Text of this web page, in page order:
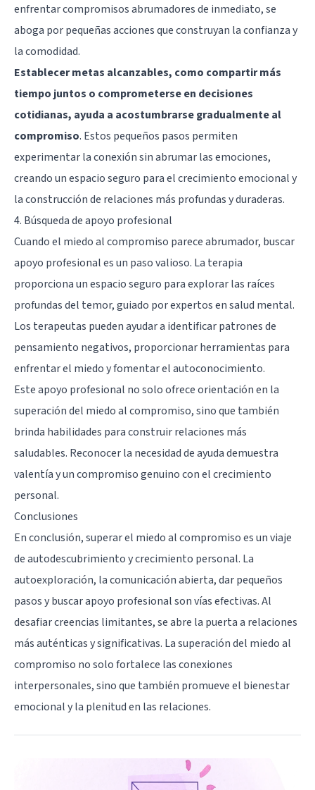
enfrentar compromisos abrumadores de inmediato, se
aboga por pequeñas acciones que construyan la confianza y
la comodidad.
Establecer metas alcanzables, como compartir más
tiempo juntos o comprometerse en decisiones
cotidianas, ayuda a acostumbrarse gradualmente al
compromiso. Estos pequeños pasos permiten
experimentar la conexión sin abrumar las emociones,
creando un espacio seguro para el crecimiento emocional y
la construcción de relaciones más profundas y duraderas.
4. Búsqueda de apoyo profesional
Cuando el miedo al compromiso parece abrumador, buscar
apoyo profesional es un paso valioso. La terapia
proporciona un espacio seguro para explorar las raíces
profundas del temor, guiado por expertos en salud mental.
Los terapeutas pueden ayudar a identificar patrones de
pensamiento negativos, proporcionar herramientas para
enfrentar el miedo y fomentar el autoconocimiento.
Este apoyo profesional no solo ofrece orientación en la
superación del miedo al compromiso, sino que también
brinda habilidades para construir relaciones más
saludables. Reconocer la necesidad de ayuda demuestra
valentía y un compromiso genuino con el crecimiento
personal.
Conclusiones
En conclusión, superar el miedo al compromiso es un viaje
de autodescubrimiento y crecimiento personal. La
autoexploración, la comunicación abierta, dar pequeños
pasos y buscar apoyo profesional son vías efectivas. Al
desafiar creencias limitantes, se abre la puerta a relaciones
más auténticas y significativas. La superación del miedo al
compromiso no solo fortalece las conexiones
interpersonales, sino que también promueve el bienestar
emocional y la plenitud en las relaciones.